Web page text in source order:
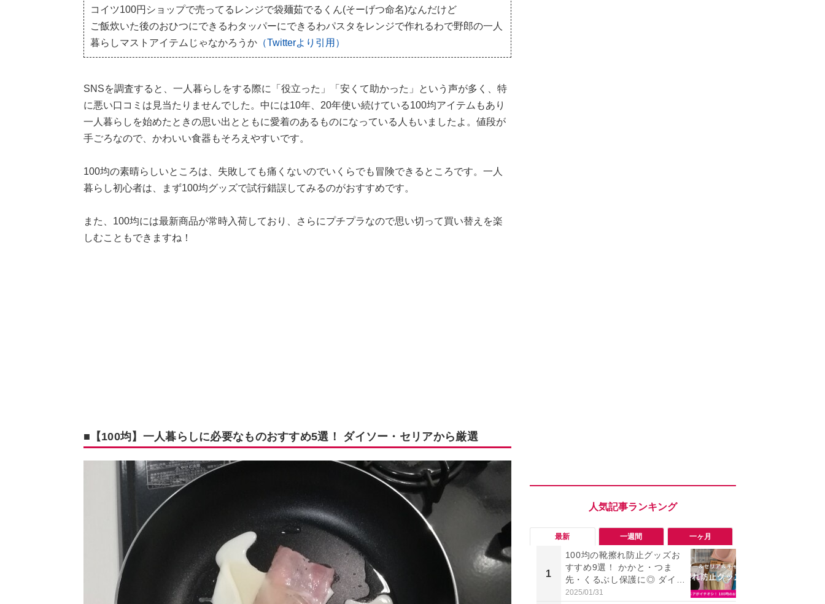
コイツ100円ショップで売ってるレンジで袋麺茹でるくん(そーげつ命名)なんだけど
ご飯炊いた後のおひつにできるわタッパーにできるわパスタをレンジで作れるわで野郎の一人
暮らしマストアイテムじゃなかろうか（Twitterより引用）
SNSを調査すると、一人暮らしをする際に「役立った」「安くて助かった」という声が多く、特
に悪い口コミは見当たりませんでした。中には10年、20年使い続けている100均アイテムもあり
一人暮らしを始めたときの思い出とともに愛着のあるものになっている人もいましたよ。値段が
手ごろなので、かわいい食器もそろえやすいです。
100均の素晴らしいところは、失敗しても痛くないのでいくらでも冒険できるところです。一人
暮らし初心者は、まず100均グッズで試行錯誤してみるのがおすすめです。
また、100均には最新商品が常時入荷しており、さらにプチプラなので思い切って買い替えを楽
しむこともできますね！
■【100均】一人暮らしに必要なものおすすめ5選！ ダイソー・セリアから厳選
最新 一週間 一ヶ月
1
100均の靴擦れ防止グッズお
すすめ9選！ かかと・つま
先・くるぶし保護に◎ ダイソ
ー・セリア・キャンドゥ
2025/01/31